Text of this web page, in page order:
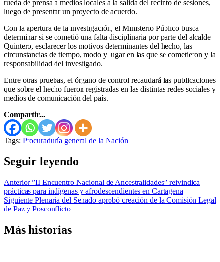
rueda de prensa a medios locales a la salida del recinto de sesiones,
luego de presentar un proyecto de acuerdo.
Con la apertura de la investigación, el Ministerio Público busca
determinar si se cometió una falta disciplinaria por parte del alcalde
Quintero, esclarecer los motivos determinantes del hecho, las
circunstancias de tiempo, modo y lugar en las que se cometieron y la
responsabilidad del investigado.
Entre otras pruebas, el órgano de control recaudará las publicaciones
que sobre el hecho fueron registradas en las distintas redes sociales y
medios de comunicación del país.
Compartir...
Tags: Procuraduría general de la Nación
Seguir leyendo
Anterior”II Encuentro Nacional de Ancestralidades” reivindica
prácticas para indígenas y afrodescendientes en Cartagena
Siguiente Plenaria del Senado aprobó creación de la Comisión Legal
de Paz y Posconflicto
Más historias